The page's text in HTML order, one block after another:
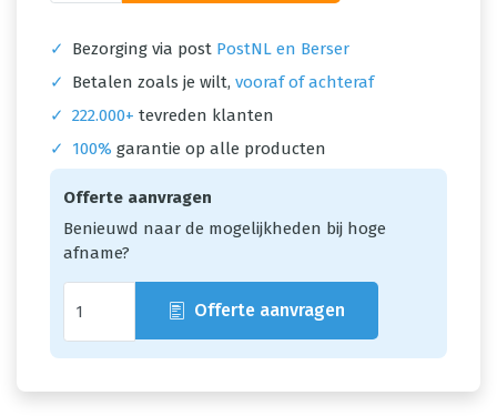
✓ Bezorging via post PostNL en Berser
✓
Betalen zoals je wilt, vooraf of achteraf
✓ 222.000+ tevreden klanten
✓
100% garantie op alle producten
Offerte aanvragen
Benieuwd naar de mogelijkheden bij hoge
afname?
Offerte aanvragen